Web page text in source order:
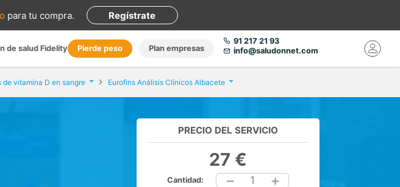
para tu compra. Regístrate
de salud Fidelity Pierde peso Plan empresas
91 217 21 93
info@saludonnet.com
de vitamina D en sangre Eurofins Análisis Clínicos Albacete
PRECIO DEL SERVICIO
27 €
Cantidad: 1